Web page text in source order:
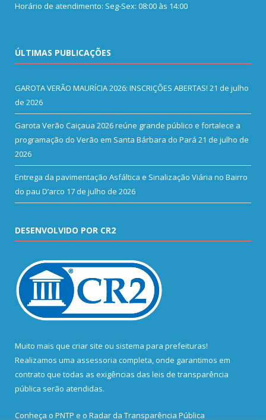
Horário de atendimento: Seg-Sex: 08:00 às 14:00
ÚLTIMAS PUBLICAÇÕES
GAROTA VERÃO MAURÍCIA 2026: INSCRIÇÕES ABERTAS! 21 de julho
de 2026
Garota Verão Caiçaua 2026 reúne grande público e fortalece a
programação do Verão em Santa Bárbara do Pará 21 de julho de
2026
Entrega da pavimentação Asfáltica e Sinalização Viária no Bairro
do pau D’arco 17 de julho de 2026
DESENVOLVIDO POR CR2
Muito mais que criar site ou sistema para prefeituras!
Realizamos uma assessoria completa, onde garantimos em
contrato que todas as exigências das leis de transparência
pública serão atendidas.
Conheça o PNTP e o Radar da Transparência Pública